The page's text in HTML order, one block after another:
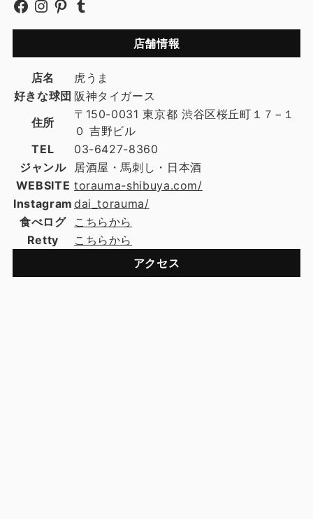
店舗情報
店名
虎うま
好きな球団 阪神タイガース
住所
〒150-0031 東京都 渋谷区桜丘町１７−１
０ 吉野ビル
TEL
03-6427-8360
ジャンル
居酒屋・馬刺し・日本酒
WEBSITE torauma-shibuya.com/
Instagram dai_torauma/
食べログ
こちらから
Retty
こちらから
アクセス